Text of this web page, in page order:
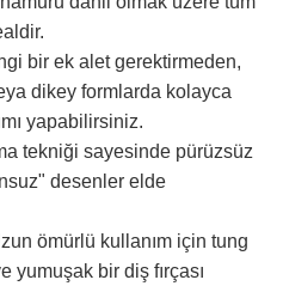
bir ek alet gerektirmeden,
dikey formlarda kolayca
yapabilirsiniz.
tekniği sayesinde pürüzsüz
desenler elde
ömürlü kullanım için tung
yumuşak bir diş fırçası